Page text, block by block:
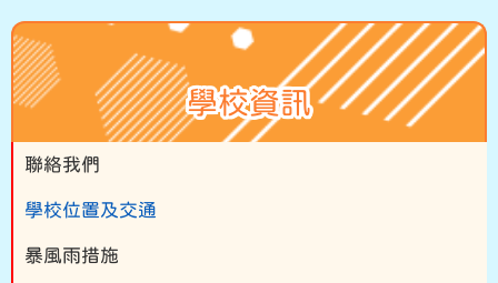
學校資訊
聯絡我們
學校位置及交通
暴風雨措施